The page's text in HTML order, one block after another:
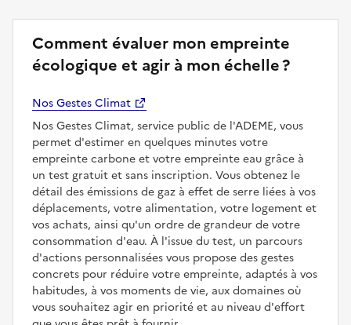
Comment évaluer mon empreinte
écologique et agir à mon échelle ?
Nos Gestes Climat
Nos Gestes Climat, service public de l'ADEME, vous
permet d'estimer en quelques minutes votre
empreinte carbone et votre empreinte eau grâce à
un test gratuit et sans inscription. Vous obtenez le
détail des émissions de gaz à effet de serre liées à vos
déplacements, votre alimentation, votre logement et
vos achats, ainsi qu'un ordre de grandeur de votre
consommation d'eau. À l'issue du test, un parcours
d'actions personnalisées vous propose des gestes
concrets pour réduire votre empreinte, adaptés à vos
habitudes, à vos moments de vie, aux domaines où
vous souhaitez agir en priorité et au niveau d'effort